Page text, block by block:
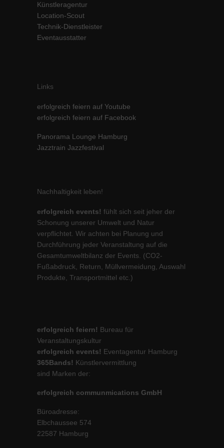
Künstleragentur
Location-Scout
Technik-Dienstleister
Eventausstatter
Links
erfolgreich feiern auf Youtube
erfolgreich feiern auf Facebook
Panorama Lounge Hamburg
Jazztrain Jazzfestival
Nachhaltigkeit leben!
erfolgreich events! fühlt sich seit jeher der
Schonung unserer Umwelt und Natur
verpflichtet. Wir achten bei Planung und
Durchführung jeder Veranstaltung auf die
Gesamtumweltbilanz der Events. (CO2-
Fußabdruck, Return, Müllvermeidung, Auswahl
Produkte, Transportmittel etc.)
erfolgreich feiern! Bureau für
Veranstaltungskultur
erfolgreich events! Eventagentur Hamburg
365Bands! Künstlervermittlung
sind Marken der:
erfolgreich communmications GmbH
Büroadresse:
Elbchaussee 574
22587 Hamburg
Inhalte von Videoplattformen und Social-Media-Plattformen werden
standardmäßig blockiert. Wenn Cookies von externen Medien akzeptiert
werden, bedarf der Zugriff auf diese Inhalte keiner manuellen Einwilligung